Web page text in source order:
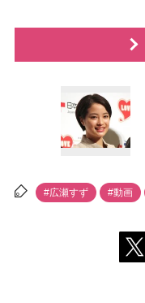
#広瀬すず #動画